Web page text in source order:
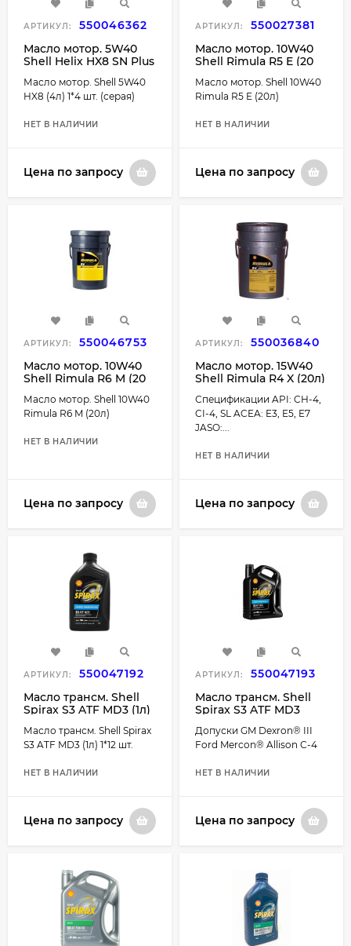
АРТИКУЛ:
550046362
Масло мотор. 5W40
Shell Helix HX8 SN Plus
шт. (серая)
Масло мотор. Shell 5W40
HX8 (4л) 1*4 шт. (серая)
НЕТ В НАЛИЧИИ
Цена по запросу
АРТИКУЛ:
550027381
Масло мотор. 10W40
Shell Rimula R5 E (20
Масло мотор. Shell 10W40
Rimula R5 E (20л)
НЕТ В НАЛИЧИИ
Цена по запросу
АРТИКУЛ:
550046753
Масло мотор. 10W40
Shell Rimula R6 M (20
Масло мотор. Shell 10W40
Rimula R6 M (20л)
НЕТ В НАЛИЧИИ
Цена по запросу
АРТИКУЛ:
550036840
Масло мотор. 15W40
Shell Rimula R4 X (20л)
Спецификации API: CH-4,
CI-4, SL ACEA: E3, E5, E7
JASO:...
НЕТ В НАЛИЧИИ
Цена по запросу
АРТИКУЛ:
550047192
Масло трансм. Shell
Spirax S3 ATF MD3 (1л)
Масло трансм. Shell Spirax
S3 ATF MD3 (1л) 1*12 шт.
НЕТ В НАЛИЧИИ
Цена по запросу
АРТИКУЛ:
550047193
Масло трансм. Shell
Spirax S3 ATF MD3
Допуски GM Dexron® III
Ford Mercon® Allison C-4
НЕТ В НАЛИЧИИ
Цена по запросу